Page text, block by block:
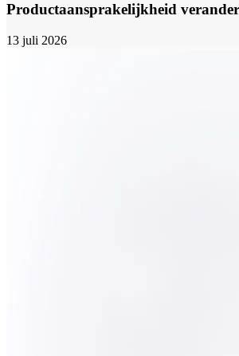
Productaansprakelijkheid
13 juli 2026